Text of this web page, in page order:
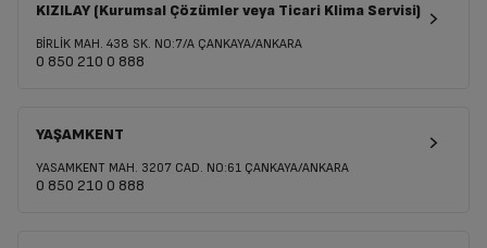
KIZILAY (Kurumsal Çözümler veya Ticari Klima Servisi)
BİRLİK MAH. 438 SK. NO:7/A ÇANKAYA/ANKARA
0 850 210 0 888
YAŞAMKENT
YASAMKENT MAH. 3207 CAD. NO:61 ÇANKAYA/ANKARA
0 850 210 0 888